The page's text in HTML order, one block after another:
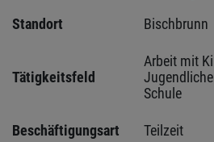
Standort
Bischbrunn
Tätigkeitsfeld
Arbeit mit
Schule
Beschäftigungsart Teilzeit